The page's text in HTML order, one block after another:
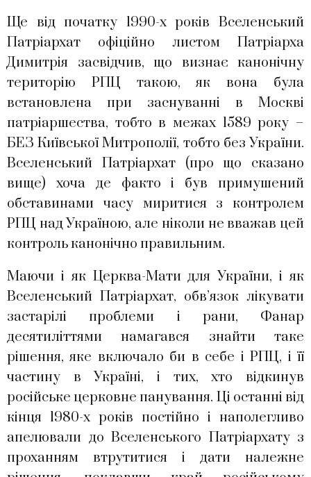
Ще від початку 1990-х років Вселенський
Патріархат офіційно листом Патріарха
Димитрія засвідчив, що визнає канонічну
територію РПЦ такою, як вона була
встановлена при заснуванні в Москві
патріаршества, тобто в межах 1589 року –
БЕЗ Київської Митрополії, тобто без України.
Вселенський Патріархат (про що сказано
вище) хоча де факто і був примушений
обставинами часу миритися з контролем
РПЦ над Україною, але ніколи не вважав цей
контроль канонічно правильним.
Маючи і як Церква-Мати для України, і як
Вселенський Патріархат, обв’язок лікувати
застарілі проблеми і рани, Фанар
десятиліттями намагався знайти таке
рішення, яке включало би в себе і РПЦ, і її
частину в Україні, і тих, хто відкинув
російське церковне панування. Ці останні від
кінця 1980-х років постійно і наполегливо
апелювали до Вселенського Патріархату з
проханням втрутитися і дати належне